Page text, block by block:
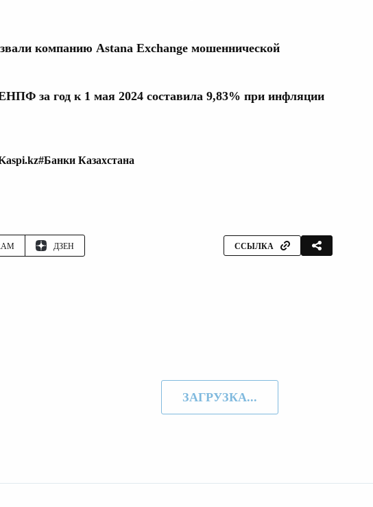
компанию Astana Exchange мошеннической
за год к 1 мая 2024 составила 9,83% при инфляции
#Банки Казахстана
ДЗЕН ССЫЛКА
ЗАГРУЗКА...